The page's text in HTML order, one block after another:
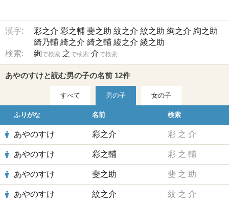
漢字: 彩之介 彩之輔 斐之助 紋之介 紋之助 絢之介 絢之助
綺乃輔 綺之介 綺之輔 綾之介 綾之助
検索:
絢で検索 之 で検索 介で検索
あやのすけと読む男の子の名前 12件
すべて 男の子 女の子
ふりがな 名前 検索
あやのすけ 彩之介 彩 之 介
あやのすけ 彩之輔 彩 之 輔
あやのすけ 斐之助 斐 之 助
あやのすけ 紋之介 紋 之 介